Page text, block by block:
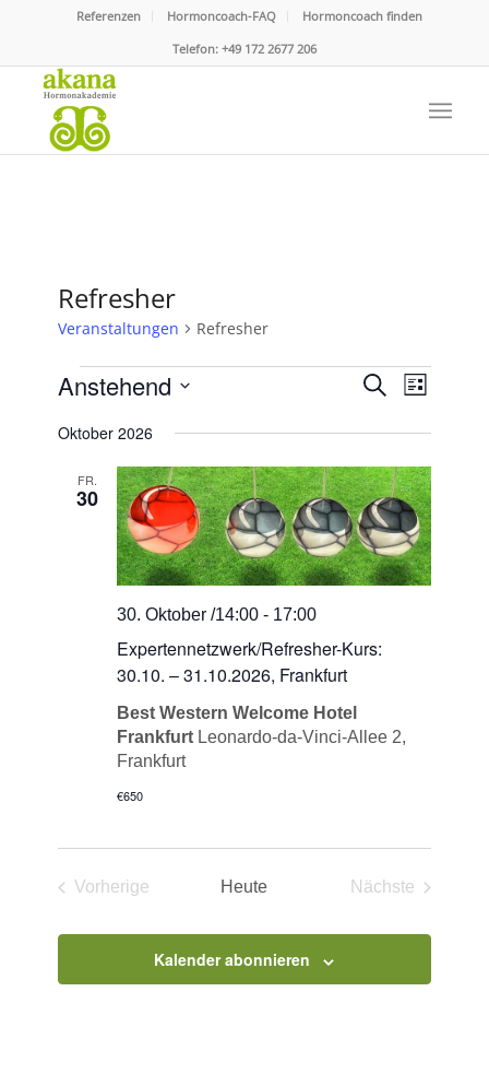
Referenzen Hormoncoach-FAQ
Hormoncoach finden
Telefon: +49 172 2677 206
Refresher
Veranstaltungen Refresher
Veranstaltungen
Ansichten,
Navigation
SucheListe
Anstehend
wählen.
Oktober 2026
FR.
30
Expertennetzwerk/Refresher-Kurs:
30.10. – 31.10.2026, Frankfurt
30. Oktober /14:00 - 17:00
Best Western Welcome Hotel
Frankfurt Leonardo-da-Vinci-Allee 2,
Frankfurt
€650
Vorherige
Heute
Nächste
Kalender abonnieren